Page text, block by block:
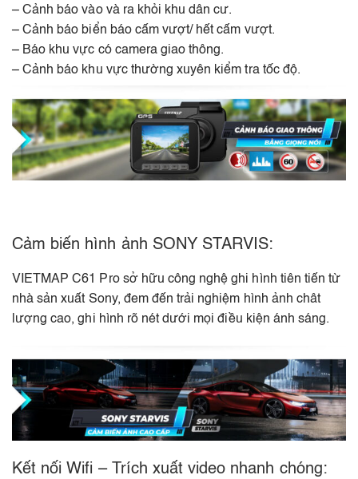
– Cảnh báo vào và ra khỏi khu dân cư.
– Cảnh báo biển báo cấm vượt/ hết cấm vượt.
– Báo khu vực có camera giao thông.
– Cảnh báo khu vực thường xuyên kiểm tra tốc độ.
Cảm biến hình ảnh SONY STARVIS:
VIETMAP C61 Pro sở hữu công nghệ ghi hình tiên tiến từ
nhà sản xuất Sony, đem đến trải nghiệm hình ảnh chât
lượng cao, ghi hình rõ nét dưới mọi điều kiện ánh sáng.
Kết nối Wifi – Trích xuất video nhanh chóng: